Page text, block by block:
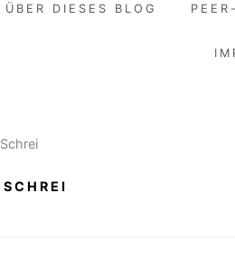
ÜBER DIESES BLOG
Schrei
SCHREI